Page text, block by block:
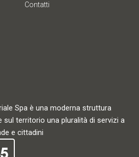
Spa è una moderna struttura
sul territorio una pluralità di servizi a
e cittadini
Contatti